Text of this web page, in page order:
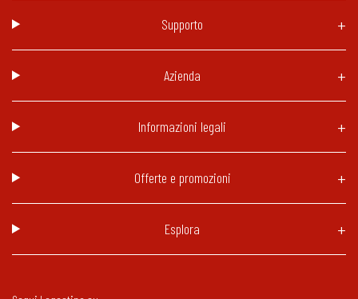
Supporto
Azienda
Informazioni legali
Offerte e promozioni
Esplora